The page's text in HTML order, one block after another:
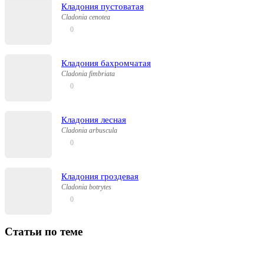
Кладония пустоватая
Cladonia cenotea
0
Кладония бахромчатая
Cladonia fimbriata
0
Кладония лесная
Cladonia arbuscula
0
Кладония гроздевая
Cladonia botrytes
0
Статьи по теме